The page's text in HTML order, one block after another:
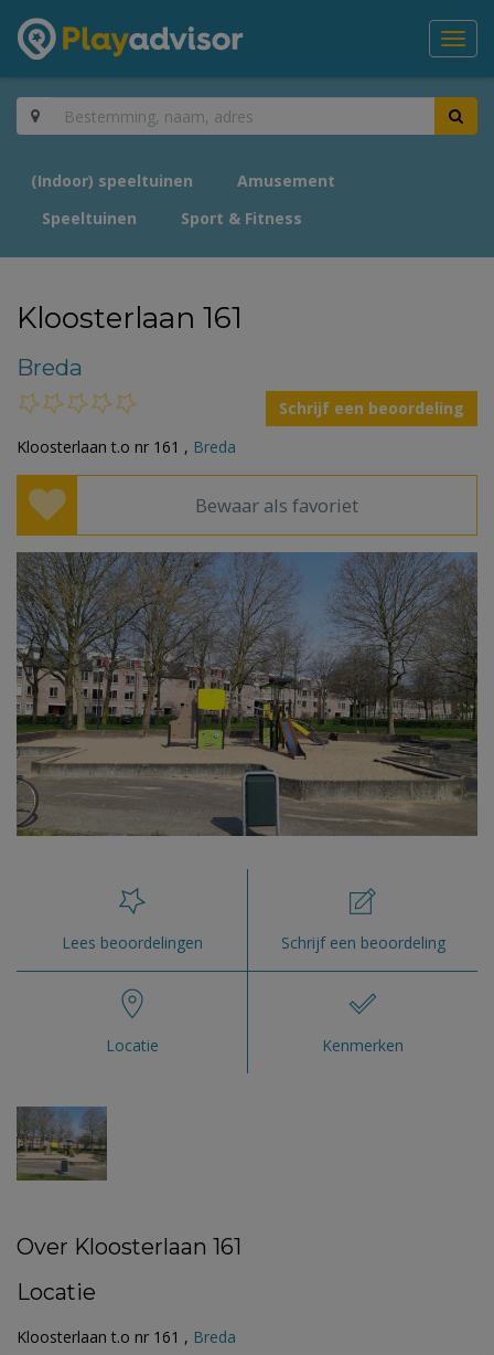
(Indoor) speeltuinen
Amusement
Speeltuinen
Sport & Fitness
Kloosterlaan 161
Breda
Schrijf een beoordeling
Kloosterlaan t.o nr 161 , Breda
Bewaar als favoriet
Lees beoordelingen Schrijf een beoordeling
Locatie Kenmerken
Over Kloosterlaan 161
Locatie
Kloosterlaan t.o nr 161 , Breda